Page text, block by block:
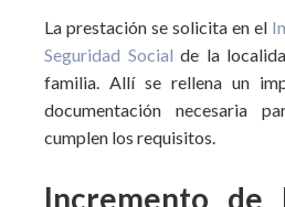
La prestación se solicita en el
Seguridad Social de la
familia. Allí se rellena un
documentación necesaria
cumplen los requisitos.
Incremento de